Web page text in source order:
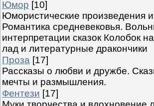
Юмор [10]
Юмористические произведения
Романтика средневековья.
интерпретации сказок Колобок
лад и литературные дракончики
Проза [17]
Рассказы о любви и дружбе.
мечты и размышления.
Фентези [17]